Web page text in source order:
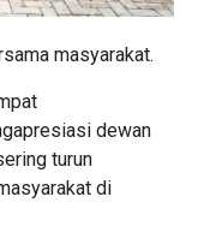
masyarakat.
dewan
turun
di